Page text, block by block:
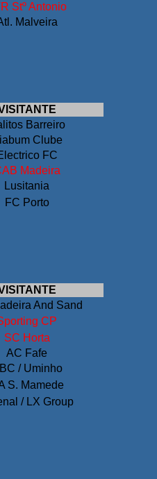
Stº Antonio
Malveira
Barreiro
Clube
FC
Madeira
Lusitania
FC Porto
And Sand
CP
SC Horta
AC Fafe
/ Uminho
S. Mamede
/ LX Group